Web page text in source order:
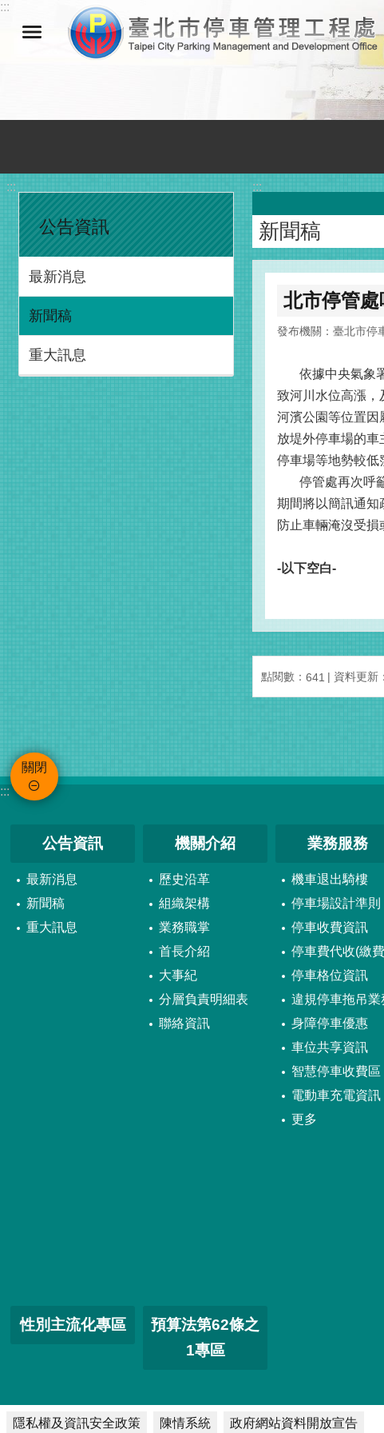
跳到主要內容區塊
:::
:::
公告資訊
最新消息
新聞稿
重大訊息
:::
新聞稿
北市停管
發布機關：臺北市停
依據中央氣象署
致河川水位高漲，
河濱公園等位置因
放堤外停車場的
停車場等地勢較低
停管處再次呼籲
期間將以簡訊通知
防止車輛淹沒受損
-以下空白-
點閱數： 641 資料更新
關閉
:::
公告資訊
最新消息
新聞稿
重大訊息
機關介紹
歷史沿革
組織架構
業務職掌
首長介紹
大事紀
分層負責明細表
聯絡資訊
業務服務
機車退出騎樓
停車場設計準則
停車收費資訊
停車費代收(繳
停車格位資訊
違規停車拖吊業
身障停車優惠
車位共享資訊
智慧停車收費區
電動車充電資訊
更多
性別主流化專區
預算法第62條之
1專區
隱私權及資訊安全政策 陳情系統 政府網站資料開放宣告